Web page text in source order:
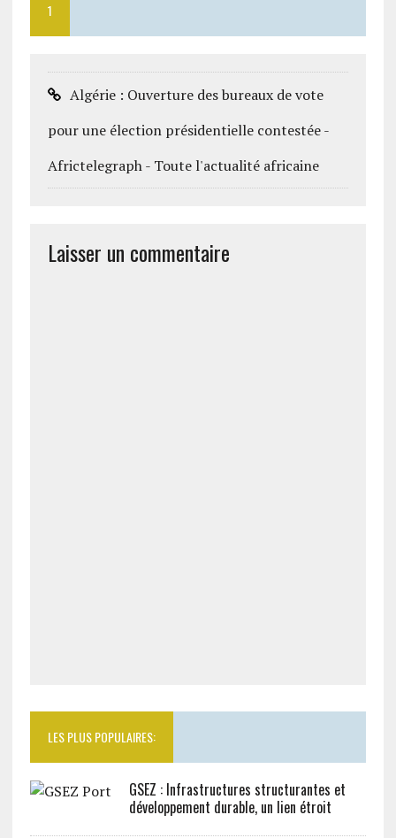
1
Algérie : Ouverture des bureaux de vote
pour une élection présidentielle contestée -
Africtelegraph - Toute l'actualité africaine
Laisser un commentaire
LES PLUS POPULAIRES:
GSEZ : Infrastructures structurantes et
développement durable, un lien étroit